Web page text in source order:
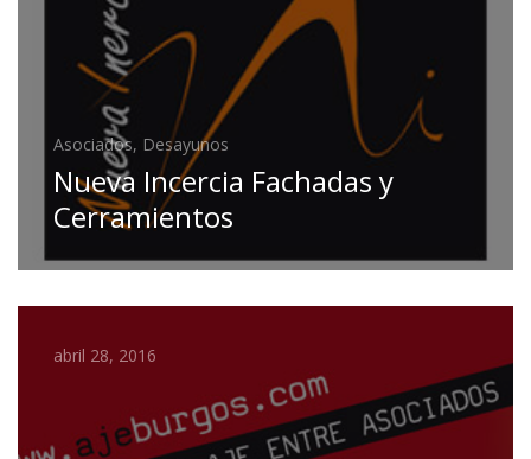
Asociados, Desayunos
Nueva Incercia Fachadas y
Cerramientos
abril 28, 2016